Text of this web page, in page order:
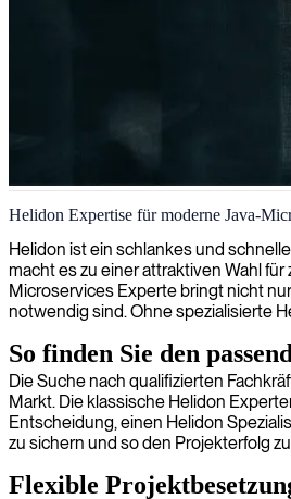
Helidon-Entwickler
Helidon Expertise für moderne Java-
Helidon ist ein schlankes und
macht es zu einer attraktiven Wahl
Microservices Experte bringt nicht
notwendig sind. Ohne spezialisierte
So finden Sie den
Die Suche nach qualifizierten
Markt. Die klassische Helidon
Entscheidung, einen Helidon
zu sichern und so den Projekterfolg
Flexible